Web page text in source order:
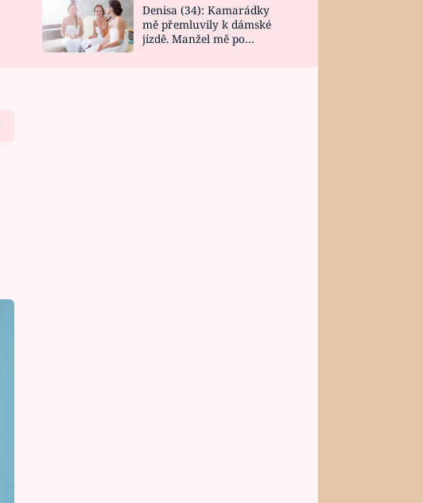
DESIGN
Denisa (34): Kamarádky
mě přemluvily k dámské
jízdě. Manžel mě po